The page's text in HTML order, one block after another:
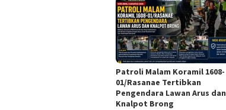
Patroli Malam Koramil 1608-
01/Rasanae Tertibkan
Pengendara Lawan Arus dan
Knalpot Brong